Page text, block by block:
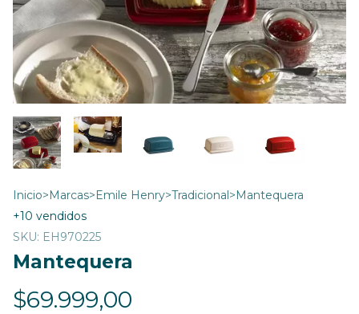
Inicio>Marcas>Emile Henry>Tradicional>Mantequera
+10 vendidos
SKU: EH970225
Mantequera
$69.999,00